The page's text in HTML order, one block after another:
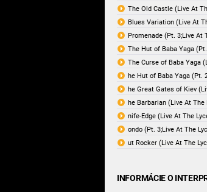
The Old Castle (Live At
Blues Variation (Live At
Promenade (Pt. 3;Live At
The Hut of Baba Yaga
The Curse of Baba Yaga
he Hut of Baba Yaga (Pt.
he Great Gates of Kiev
he Barbarian (Live At The
nife-Edge (Live At The
ondo (Pt. 3;Live At The
ut Rocker (Live At The
INFORMÁCIE O